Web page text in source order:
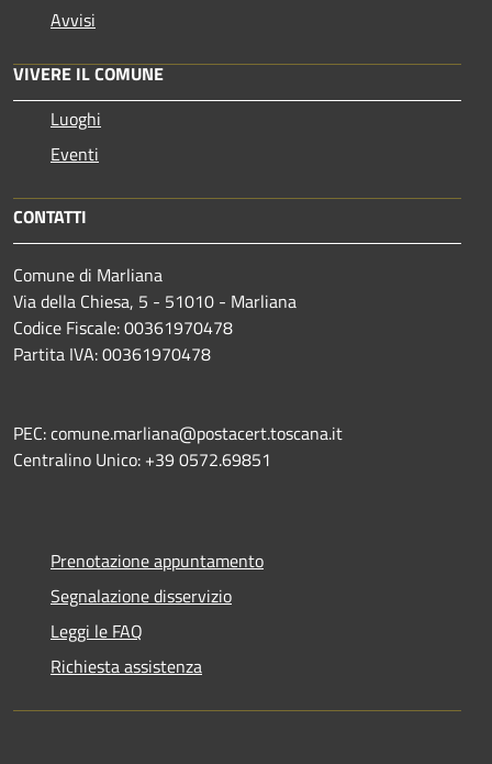
Avvisi
VIVERE IL COMUNE
Luoghi
Eventi
CONTATTI
Comune di Marliana
Via della Chiesa, 5 - 51010 - Marliana
Codice Fiscale: 00361970478
Partita IVA: 00361970478
PEC: comune.marliana@postacert.toscana.it
Centralino Unico: +39 0572.69851
Prenotazione appuntamento
Segnalazione disservizio
Leggi le FAQ
Richiesta assistenza